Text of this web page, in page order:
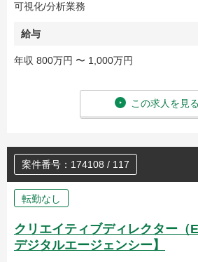
可視化/分析業務
給与
年収 800万円 〜 1,000万円
この求人を見る
案件番号：174108 / 117
転勤なし
クリエイティブディレクター（
デジタルエージェンシー】